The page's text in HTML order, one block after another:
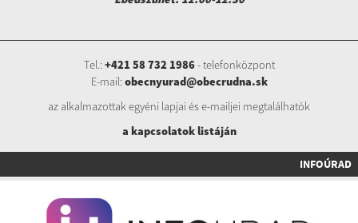
Tel.: +421 58 732 1986- telefonközpont
E-mail: obecnyurad@obecrudna.sk
az alkalmazottak egyéni lapjai és e-mailjei megtalálhatók
a kapcsolatok listáján
INFOÚRAD